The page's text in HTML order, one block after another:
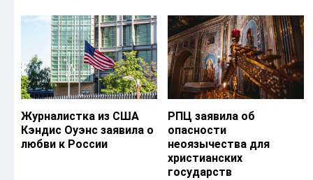
Журналистка из США
Кэндис Оуэнс заявила о
любви к России
РПЦ заявила об
опасности
неоязычества для
христианских
государств